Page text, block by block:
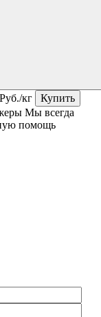
Руб./кг
Купить
Мы всегда
помощь